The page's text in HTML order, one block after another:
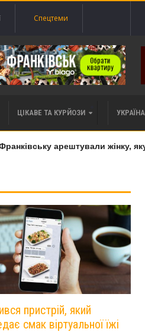
Спецтеми
ЦІКАВЕ ТА КУРЙОЗИ
арештували жінку, яку
пристрій, який
смак віртуальної їжі